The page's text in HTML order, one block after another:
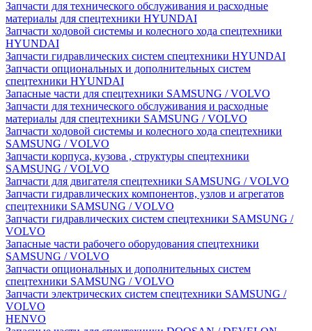
Запчасти для технического обслуживания и расходные
материалы для спецтехники HYUNDAI
Запчасти ходовой системы и колесного хода спецтехники
HYUNDAI
Запчасти гидравлических систем спецтехники HYUNDAI
Запчасти опциональных и дополнительных систем
спецтехники HYUNDAI
Запасные части для спецтехники SAMSUNG / VOLVO
Запчасти для технического обслуживания и расходные
материалы для спецтехники SAMSUNG / VOLVO
Запчасти ходовой системы и колесного хода спецтехники
SAMSUNG / VOLVO
Запчасти корпуса, кузова , структуры спецтехники
SAMSUNG / VOLVO
Запчасти для двигателя спецтехники SAMSUNG / VOLVO
Запчасти гидравлических компонентов, узлов и агрегатов
спецтехники SAMSUNG / VOLVO
Запчасти гидравлических систем спецтехники SAMSUNG /
VOLVO
Запасные части рабочего оборудования спецтехники
SAMSUNG / VOLVO
Запчасти опциональных и дополнительных систем
спецтехники SAMSUNG / VOLVO
Запчасти электрических систем спецтехники SAMSUNG /
VOLVO
HENVO